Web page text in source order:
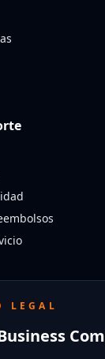
LEGAL